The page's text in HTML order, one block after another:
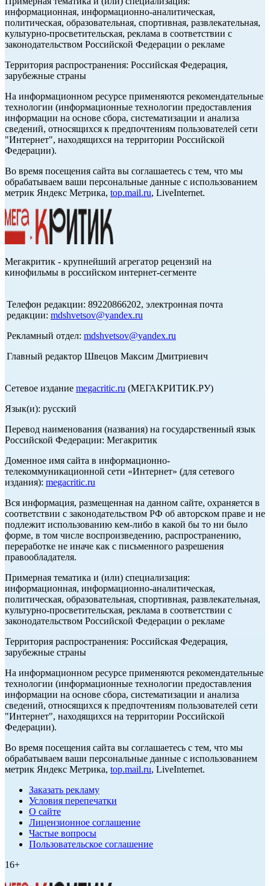
информационная, информационно-аналитическая,
политическая, образовательная, спортивная, развлекательная,
культурно-просветительская, реклама в соответствии с
законодательством Российской Федерации о рекламе
Территория распространения: Российская Федерация,
зарубежные страны
На информационном ресурсе применяются рекомендательные
технологии (информационные технологии предоставления
информации на основе сбора, систематизации и анализа
сведений, относящихся к предпочтениям пользователей сети
"Интернет", находящихся на территории Российской
Федерации).
Во время посещения сайта вы соглашаетесь с тем, что мы
обрабатываем ваши персональные данные с использованием
метрик Яндекс Метрика, top.mail.ru, LiveInternet.
Мегакритик - крупнейший агрегатор рецензий на
кинофильмы в российском интернет-сегменте
Телефон редакции: 89220866202, электронная почта
редакции: mdshvetsov@yandex.ru
Рекламный отдел: mdshvetsov@yandex.ru
Главный редактор Швецов Максим Дмитриевич
Сетевое издание megacritic.ru (МЕГАКРИТИК.РУ)
Язык(и): русский
Перевод наименования (названия) на государственный язык
Российской Федерации: Мегакритик
Доменное имя сайта в информационно-
телекоммуникационной сети «Интернет» (для сетевого
издания): megacritic.ru
Вся информация, размещенная на данном сайте, охраняется в
соответствии с законодательством РФ об авторском праве и не
подлежит использованию кем-либо в какой бы то ни было
форме, в том числе воспроизведению, распространению,
переработке не иначе как с письменного разрешения
правообладателя.
Примерная тематика и (или) специализация:
информационная, информационно-аналитическая,
политическая, образовательная, спортивная, развлекательная,
культурно-просветительская, реклама в соответствии с
законодательством Российской Федерации о рекламе
Территория распространения: Российская Федерация,
зарубежные страны
На информационном ресурсе применяются рекомендательные
технологии (информационные технологии предоставления
информации на основе сбора, систематизации и анализа
сведений, относящихся к предпочтениям пользователей сети
"Интернет", находящихся на территории Российской
Федерации).
Во время посещения сайта вы соглашаетесь с тем, что мы
обрабатываем ваши персональные данные с использованием
метрик Яндекс Метрика, top.mail.ru, LiveInternet.
Заказать рекламу
Условия перепечатки
О сайте
Лицензионное соглашение
Частые вопросы
Пользовательское соглашение
16+